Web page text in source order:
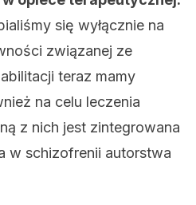
się wyłącznie na
związanej ze
teraz mamy
na celu leczenia
z nich jest zintegrowana
w schizofrenii autorstwa